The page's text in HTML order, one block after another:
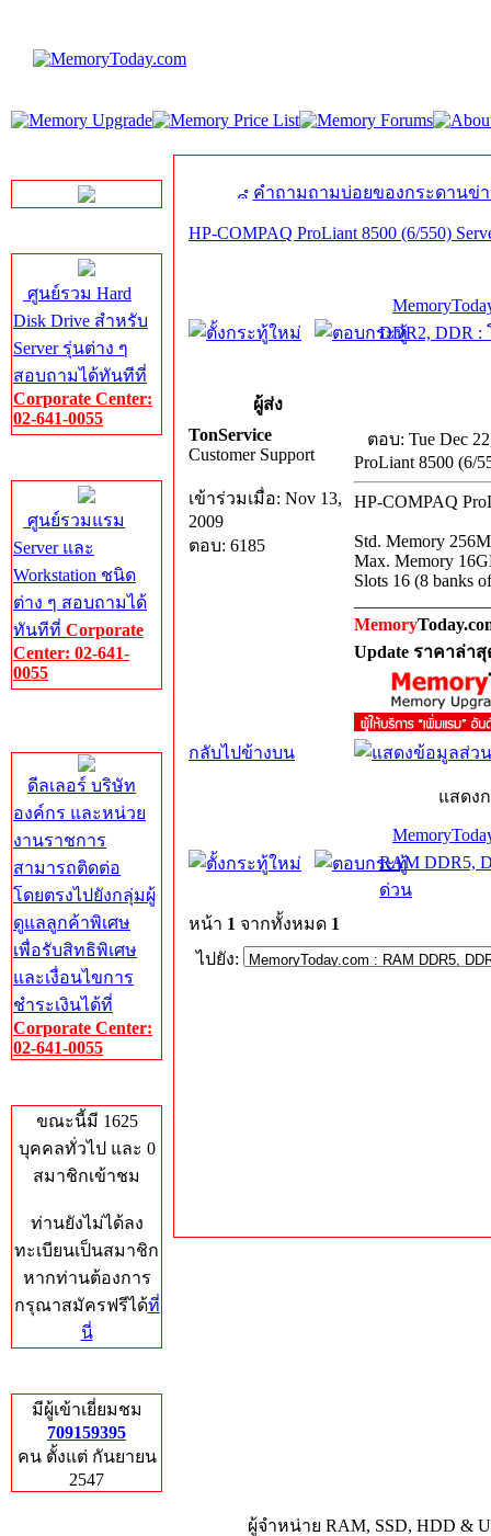
ศูนย์รวม Hard
Disk Drive สำหรับ
Server รุ่นต่าง ๆ
สอบถามได้ทันทีที่
Corporate Center:
02-641-0055
ศูนย์รวมแรม
Server และ
Workstation ชนิด
ต่าง ๆ สอบถามได้
ทันทีที่ Corporate
Center: 02-641-
0055
ดีลเลอร์ บริษัท
องค์กร และหน่วย
งานราชการ
สามารถติดต่อ
โดยตรงไปยังกลุ่มผู้
ดูแลลูกค้าพิเศษ
เพื่อรับสิทธิพิเศษ
และเงื่อนไขการ
ชำระเงินได้ที่
Corporate Center:
02-641-0055
ขณะนี้มี 1625
บุคคลทั่วไป และ 0
สมาชิกเข้าชม
ท่านยังไม่ได้ลง
ทะเบียนเป็นสมาชิก
หากท่านต้องการ
กรุณาสมัครฟรีได้ที่
นี่
มีผู้เข้าเยี่ยมชม
709159395
คน ตั้งแต่ กันยายน
2547
คำถามถามบ่อยของกระดานข่
HP-COMPAQ ProLiant 8500 (6/550)
DDR2, DDR :
ผู้ส่ง
TonService
Customer Support
เข้าร่วมเมื่อ: Nov 13,
2009
ตอบ: 6185
ตอบ: Tue Dec
ProLiant 8500 (6/
HP-COMPAQ
Std. Memory
Max. Memory
Slots 16 (8 banks
Memory
Update ราคาล่า
กลับไปข้างบน
แสดง
RAM DDR5,
ด่วน
หน้า 1 จากทั้งหมด 1
ไปยัง:
ผู้จำหน่าย RAM, SSD, HDD &